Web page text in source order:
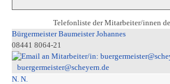
Telefonliste der Mitarbeiter/innen
Bürgermeister Baumeister Johannes
08441 8064-21
buergermeister@scheyern.de
N. N.